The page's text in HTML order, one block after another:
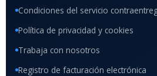
Condiciones del servicio
Política de privacidad y cookies
Trabaja con nosotros
Registro de facturación electrónica